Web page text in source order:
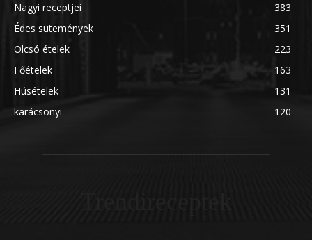
Nagyi receptjei
383
Édes sütemények
351
Olcsó ételek
223
Főételek
163
Húsételek
131
karácsonyi
120